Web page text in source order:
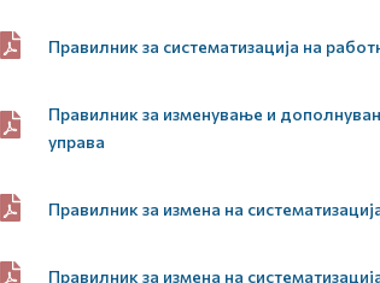
Правилник за систематизација на
Правилник за изменување и
управа
Правилник за измена на
Правилник за измена на